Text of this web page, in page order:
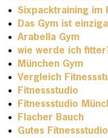
Sixpacktraining im
Das Gym ist
Arabella Gym
wie werde ich
München Gym
Vergleich
Fitnessstudio
Fitnessstudio
Flacher Bauch
Gutes